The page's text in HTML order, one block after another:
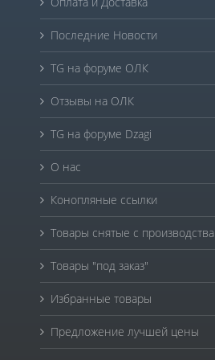
Последние Новости
TG на форуме ОЛК
Отзывы на ОЛК
TG на форуме Dzagi
О нас
Конопляные ссылки
Товары снятые с производства
Товары "под заказ"
Избранные товары
Предложение лучшей цены